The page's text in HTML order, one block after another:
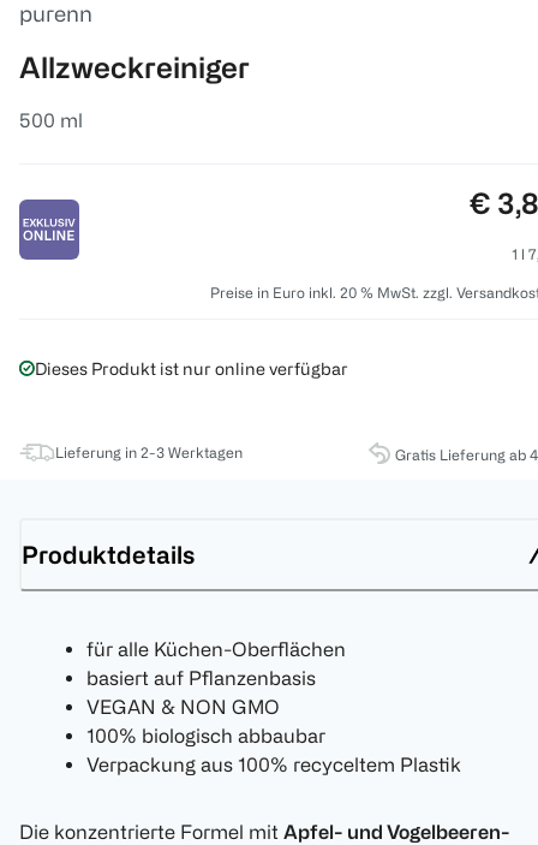
purenn
Allzweckreiniger
500 ml
€
1 l
Preise in Euro inkl. 20 % MwSt. zzgl.
Dieses Produkt ist nur online verfügbar
Lieferung in 2-3 Werktagen Gratis Lieferung ab
Produktdetails
für alle Küchen-Oberflächen
basiert auf Pflanzenbasis
VEGAN & NON GMO
100% biologisch abbaubar
Verpackung aus 100% recyceltem Plastik
Die konzentrierte Formel mit Apfel- und Vogelbeeren-